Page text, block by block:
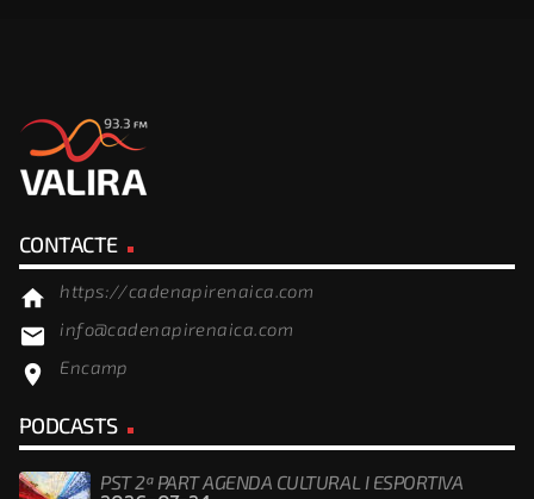
CONTACTE
home https://cadenapirenaica.com
email info@cadenapirenaica.com
location_on Encamp
PODCASTS
PST 2ª PART AGENDA CULTURAL I ESPORTIVA